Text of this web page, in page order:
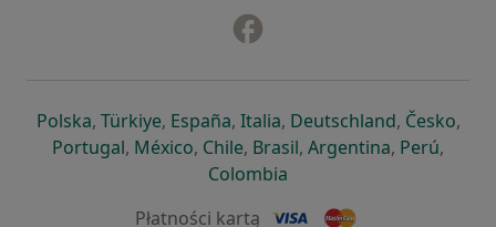
Polskaotwiera się w nowej karcie
, Türkiyeotwiera się w nowej karcie
, Españaotwiera się w nowej karcie
, Italiaotwiera się w nowej
, Deutschlandotwiera się
, Česko,
Portugalotwiera się w nowej karcie
, Méxicootwiera się w nowej karcie
, Chileotwiera się w nowej karcie
, Brasilotwiera się w nowej
, Argentinaotwiera się
, Perú,
Colombia
Płatności kartą